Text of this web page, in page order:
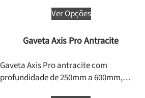
Ver Opções
Gaveta Axis Pro Antracite
Gaveta Axis Pro antracite com
profundidade de 250mm a 600mm,…